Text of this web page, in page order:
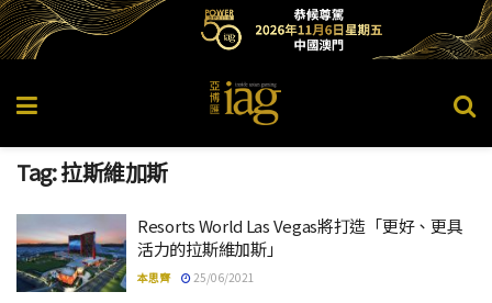
Tag:拉斯維加斯
Resorts World Las Vegas將打造「更好、更具
活力的拉斯維加斯」
本思齊 25/06/2021